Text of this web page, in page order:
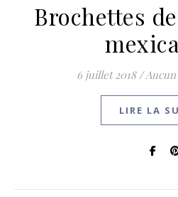
Brochettes
6 juillet 2018 /
LIRE LA